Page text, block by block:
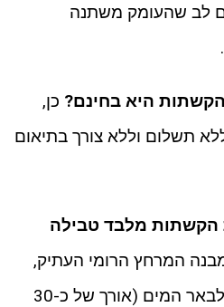
לב שהעומק משתנה
כן,
תשלום וללא צורך בתיאום
הקשתות מלבד טבילה
המרחץ הרומי העתיק,
לזחול בניקבה המובילה לבאר המים (אורך של כ-30